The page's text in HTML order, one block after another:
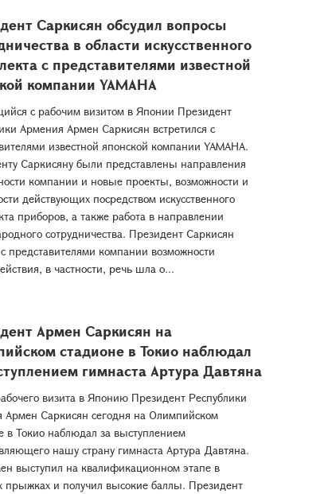
Саркисян обсудил вопросы
в области искусственного
с представителями известной
компании YAMAHA
с рабочим визитом в Японии Президент
Армения Армен Саркисян встретился с
известной японской компании YAMAHA.
Саркисяну были представлены направления
компании и новые проекты, возможности и
действующих посредством искусственного
приборов, а также работа в направлении
сотрудничества. Президент Саркисян
представителями компании возможности
в частности, речь шла о...
Армен Саркисян на
стадионе в Токио наблюдал
гимнаста Артура Давтяна
визита в Японию Президент Республики
Армен Саркисян сегодня на Олимпийском
в Токио наблюдал за выступлением
нашу страну гимнаста Артура Давтяна.
выступил на квалификационном этапе в
прыжках и получил высокие баллы. Президент